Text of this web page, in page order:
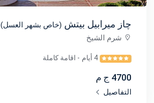
چاز ميرابيل بيتش (خاص بشهر العسل)
شرم الشيخ
4 أيام - اقامة كاملة
4700 ج م
التفاصيل